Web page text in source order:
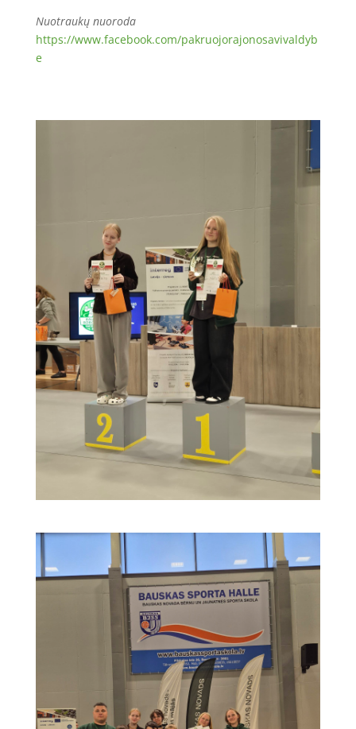
Nuotraukų nuoroda
https://www.facebook.com/pakruojorajonosavivaldyb
e